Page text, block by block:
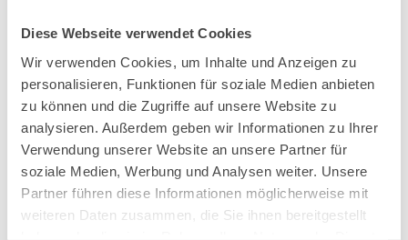
Diese Webseite verwendet Cookies
Wir verwenden Cookies, um Inhalte und Anzeigen zu
personalisieren, Funktionen für soziale Medien anbieten
zu können und die Zugriffe auf unsere Website zu
analysieren. Außerdem geben wir Informationen zu Ihrer
Verwendung unserer Website an unsere Partner für
soziale Medien, Werbung und Analysen weiter. Unsere
Partner führen diese Informationen möglicherweise mit
weiteren Daten zusammen, die Sie ihnen bereitgestellt
Unsere Produkte sind in das
Projekt eingebunden